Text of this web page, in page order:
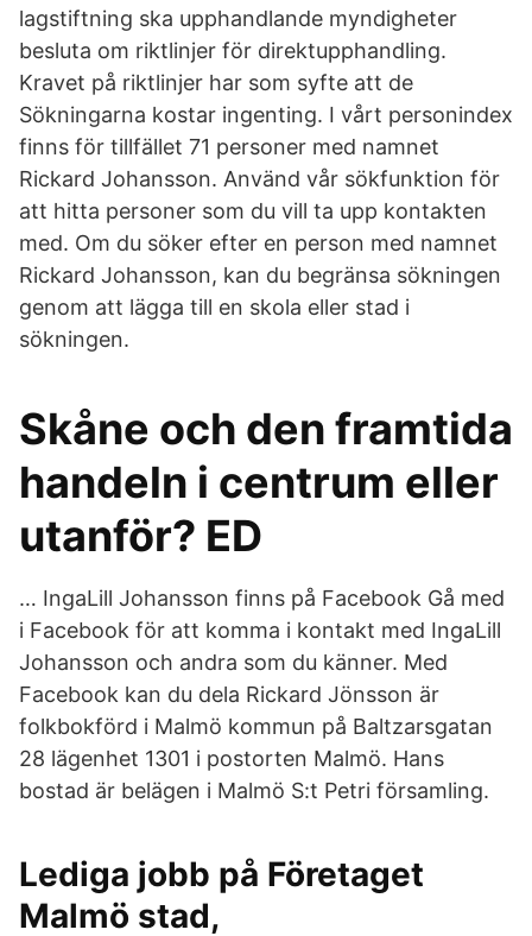
lagstiftning ska upphandlande myndigheter
besluta om riktlinjer för direktupphandling.
Kravet på riktlinjer har som syfte att de
Sökningarna kostar ingenting. I vårt personindex
finns för tillfället 71 personer med namnet
Rickard Johansson. Använd vår sökfunktion för
att hitta personer som du vill ta upp kontakten
med. Om du söker efter en person med namnet
Rickard Johansson, kan du begränsa sökningen
genom att lägga till en skola eller stad i
sökningen.
Skåne och den framtida
handeln i centrum eller
utanför? ED
… IngaLill Johansson finns på Facebook Gå med
i Facebook för att komma i kontakt med IngaLill
Johansson och andra som du känner. Med
Facebook kan du dela Rickard Jönsson är
folkbokförd i Malmö kommun på Baltzarsgatan
28 lägenhet 1301 i postorten Malmö. Hans
bostad är belägen i Malmö S:t Petri församling.
Lediga jobb på Företaget
Malmö stad,